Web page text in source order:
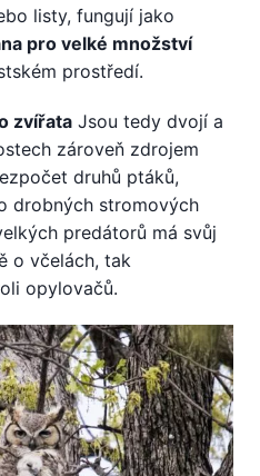
listy, fungují jako
pro velké množství
prostředí.
zvířata Jsou tedy dvojí a
zároveň zdrojem
druhů ptáků,
drobných stromových
predátorů má svůj
o včelách, tak
opylovačů.